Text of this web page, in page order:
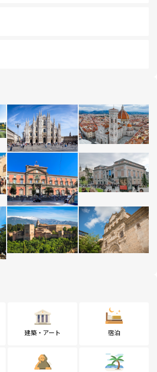
建築・アート 宿泊